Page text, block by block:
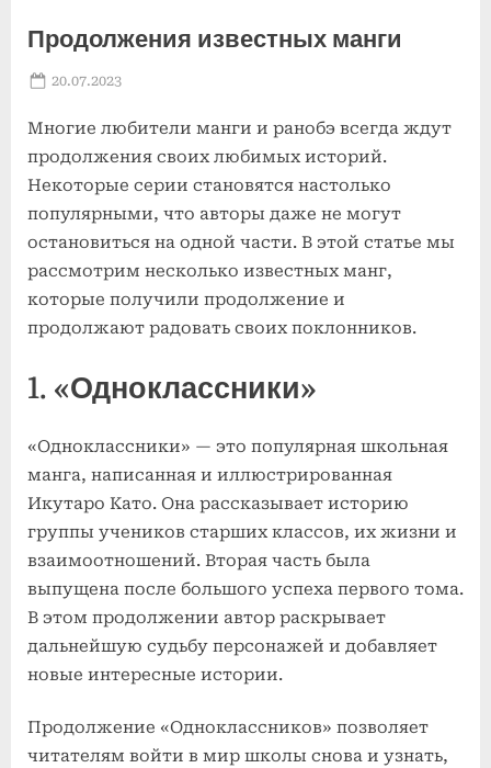
Продолжения известных манги
Posted
20.07.2023
Многие любители манги и ранобэ всегда ждут
продолжения своих любимых историй.
Некоторые серии становятся настолько
популярными, что авторы даже не могут
остановиться на одной части. В этой статье мы
рассмотрим несколько известных манг,
которые получили продолжение и
продолжают радовать своих поклонников.
1. «Одноклассники»
«Одноклассники» — это популярная школьная
манга, написанная и иллюстрированная
Икутаро Като. Она рассказывает историю
группы учеников старших классов, их жизни и
взаимоотношений. Вторая часть была
выпущена после большого успеха первого тома.
В этом продолжении автор раскрывает
дальнейшую судьбу персонажей и добавляет
новые интересные истории.
Продолжение «Одноклассников» позволяет
читателям войти в мир школы снова и узнать,